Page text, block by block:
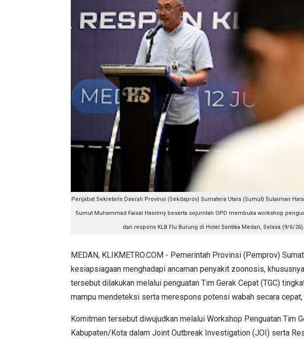
Penjabat Sekretaris Daerah Provinsi (Sekdaprov) Sumatera Utara (Sumut) Sulaiman
Sumut Muhammad Faisal Hasrimy beserta sejumlah OPD membuka workshop
dan respons KLB Flu Burung di Hotel Santika Medan, Selasa (9/6/
MEDAN, KLIKMETRO.COM - Pemerintah Provinsi (Pemprov)
kesiapsiagaan menghadapi ancaman penyakit zoonosis,
tersebut dilakukan melalui penguatan Tim Gerak Cepat (TGC)
mampu mendeteksi serta merespons potensi wabah secara
Komitmen tersebut diwujudkan melalui Workshop Penguatan Tim
Kabupaten/Kota dalam Joint Outbreak Investigation (JOI) serta